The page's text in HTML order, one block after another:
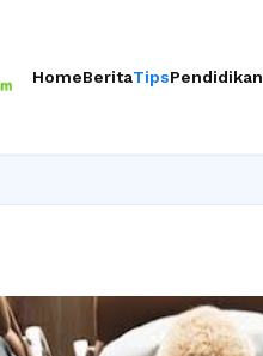
HomeBeritaTipsPendidikan